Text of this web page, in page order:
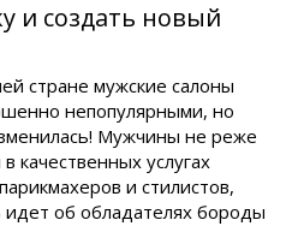
и создать новый
стране мужские салоны
непопулярными, но
Мужчины не реже
услугах
и стилистов,
идет об обладателях бороды